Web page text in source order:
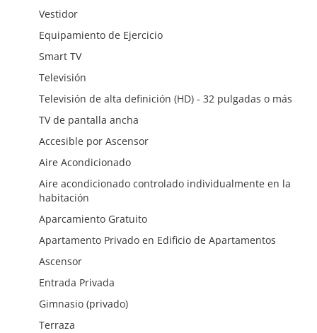
Vestidor
Equipamiento de Ejercicio
Smart TV
Televisión
Televisión de alta definición (HD) - 32 pulgadas o más
TV de pantalla ancha
Accesible por Ascensor
Aire Acondicionado
Aire acondicionado controlado individualmente en la
habitación
Aparcamiento Gratuito
Apartamento Privado en Edificio de Apartamentos
Ascensor
Entrada Privada
Gimnasio (privado)
Terraza